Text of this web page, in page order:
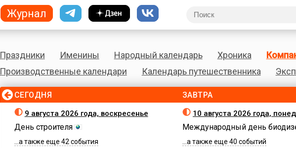
Праздники Именины Народный календарь Хроника
Производственные календари
Календарь путешественника
СЕГОДНЯ
9 августа 2026 года, воскресенье
День строителя
...а также еще 42 события
ЗАВТРА
10 августа 2026 года,
Международный день
...а также еще 40 событий
Журнал